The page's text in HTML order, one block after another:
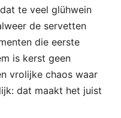
te veel glühwein
de servetten
die eerste
is kerst geen
vrolijke chaos waar
dat maakt het juist